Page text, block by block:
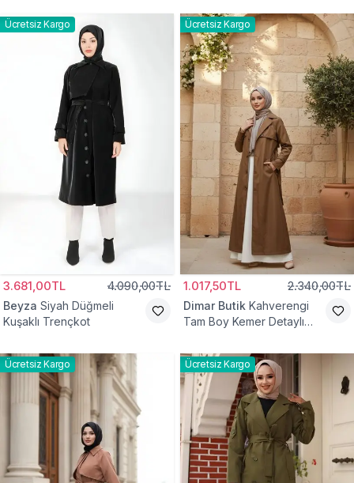
Ücretsiz Kargo
3.681,00TL 4.090,00TL
Beyza Siyah Düğmeli
Kuşaklı Trençkot
Ücretsiz Kargo
1.017,50TL 2.340,00TL
Dimar Butik Kahverengi
Tam Boy Kemer Detaylı
Ücretsiz Kargo Ücretsiz Kargo